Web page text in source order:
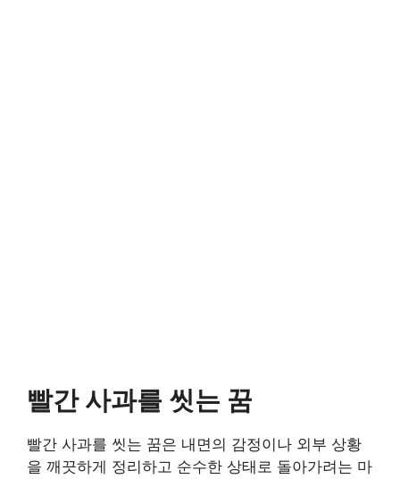
빨간 사과를 씻는 꿈
빨간 사과를 씻는 꿈은 내면의 감정이나 외부 상황
을 깨끗하게 정리하고 순수한 상태로 돌아가려는 마